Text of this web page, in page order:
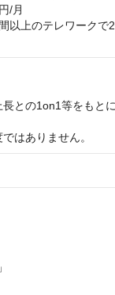
/月
以上のテレワークで
との1on1等をもと
はありません。